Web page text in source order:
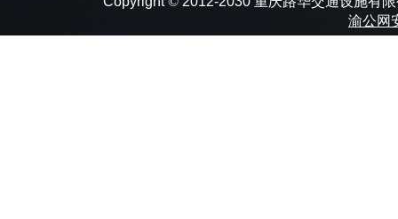
渝公网